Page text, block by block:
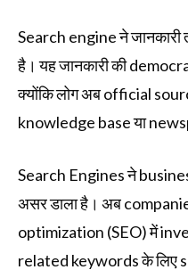
Search engine ने जानकारी
है। यह जानकारी की
क्योंकि लोग अब official
knowledge base या
Search Engines ने
असर डाला है। अब
optimization (SEO) में
related keywords के लिए